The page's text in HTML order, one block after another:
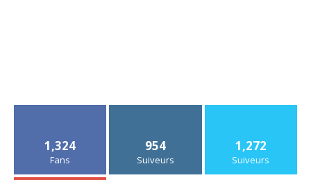
1,324
Fans
954
Suiveurs
1,272
Suiveurs